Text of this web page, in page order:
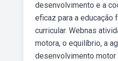
desenvolvimento e a
eficaz para a educação
curricular. Webnas
motora, o equilíbrio, a
desenvolvimento motor